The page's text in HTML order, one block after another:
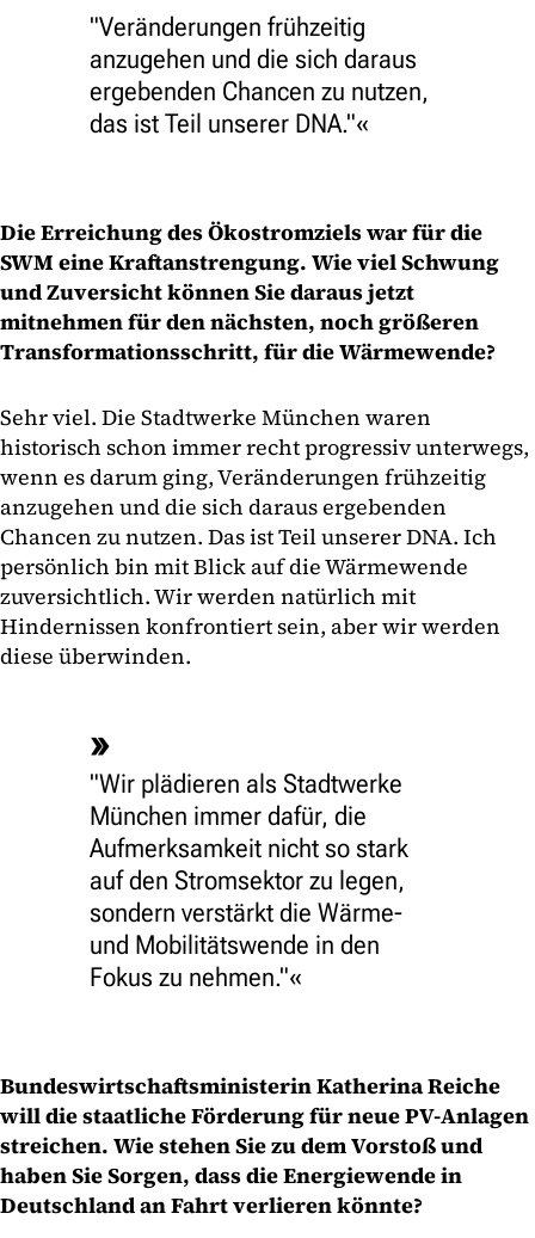
"Veränderungen frühzeitig
anzugehen und die sich daraus
ergebenden Chancen zu nutzen,
das ist Teil unserer DNA."
Die Erreichung des Ökostromziels war für die
SWM eine Kraftanstrengung. Wie viel Schwung
und Zuversicht können Sie daraus jetzt
mitnehmen für den nächsten, noch größeren
Transformationsschritt, für die Wärmewende?
Sehr viel. Die Stadtwerke München waren
historisch schon immer recht progressiv unterwegs,
wenn es darum ging, Veränderungen frühzeitig
anzugehen und die sich daraus ergebenden
Chancen zu nutzen. Das ist Teil unserer DNA. Ich
persönlich bin mit Blick auf die Wärmewende
zuversichtlich. Wir werden natürlich mit
Hindernissen konfrontiert sein, aber wir werden
diese überwinden.
"Wir plädieren als Stadtwerke
München immer dafür, die
Aufmerksamkeit nicht so stark
auf den Stromsektor zu legen,
sondern verstärkt die Wärme-
und Mobilitätswende in den
Fokus zu nehmen."
Bundeswirtschaftsministerin Katherina Reiche
will die staatliche Förderung für neue PV-Anlagen
streichen. Wie stehen Sie zu dem Vorstoß und
haben Sie Sorgen, dass die Energiewende in
Deutschland an Fahrt verlieren könnte?